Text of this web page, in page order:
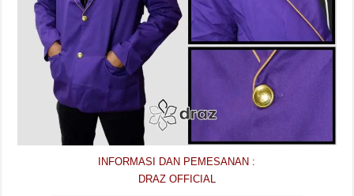
INFORMASI DAN PEMESANAN :
DRAZ OFFICIAL